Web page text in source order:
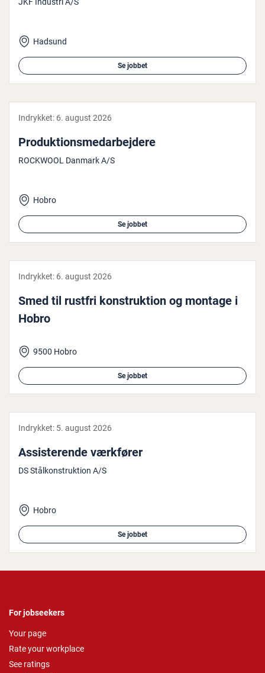
Hadsund
Se jobbet
Indrykket: 6. august 2026
Pro­duk­tions­me­d­ar­bej­de­re
ROCKWOOL Danmark A/S
Hobro
Se jobbet
Indrykket: 6. august 2026
Smed til rustfri kon­struk­tion og montage i
Hobro
9500 Hobro
Se jobbet
Indrykket: 5. august 2026
As­si­ste­ren­de værkfører
DS Stålkonstruktion A/S
Hobro
Se jobbet
For jobseekers
Your page
Rate your workplace
See ratings